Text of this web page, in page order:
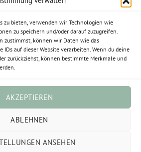
zu bieten, verwenden wir Technologien wie
zu speichern und/oder darauf zuzugreifen.
zustimmst, können wir Daten wie das
auf dieser Website verarbeiten. Wenn du deine
zurückziehst, können bestimmte Merkmale und
AKZEPTIEREN
ABLEHNEN
ANSEHEN
(EU)